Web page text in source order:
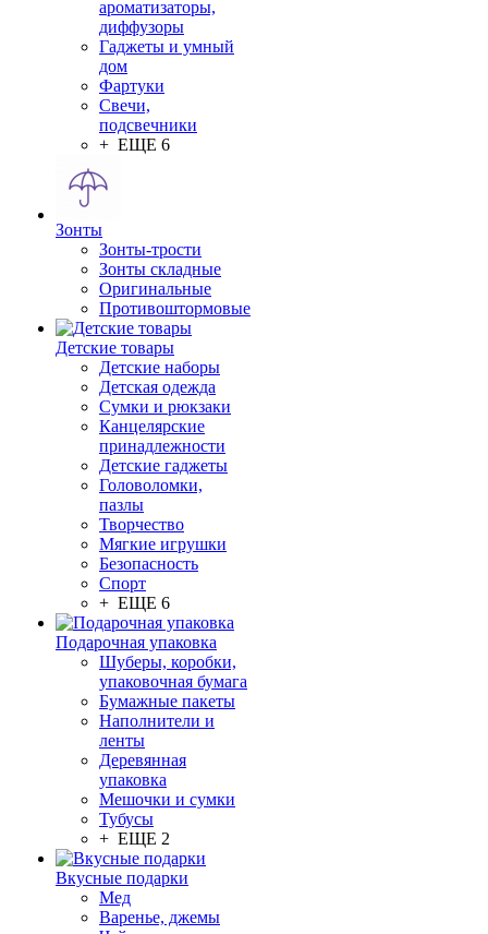
ароматизаторы,
диффузоры
Гаджеты и умный
дом
Фартуки
Свечи,
подсвечники
+ ЕЩЕ 6
Зонты
Зонты-трости
Зонты складные
Оригинальные
Противоштормовые
Детские товары
Детские наборы
Детская одежда
Сумки и рюкзаки
Канцелярские
принадлежности
Детские гаджеты
Головоломки,
пазлы
Творчество
Мягкие игрушки
Безопасность
Спорт
+ ЕЩЕ 6
Подарочная упаковка
Шуберы, коробки,
упаковочная бумага
Бумажные пакеты
Наполнители и
ленты
Деревянная
упаковка
Мешочки и сумки
Тубусы
+ ЕЩЕ 2
Вкусные подарки
Мед
Варенье, джемы